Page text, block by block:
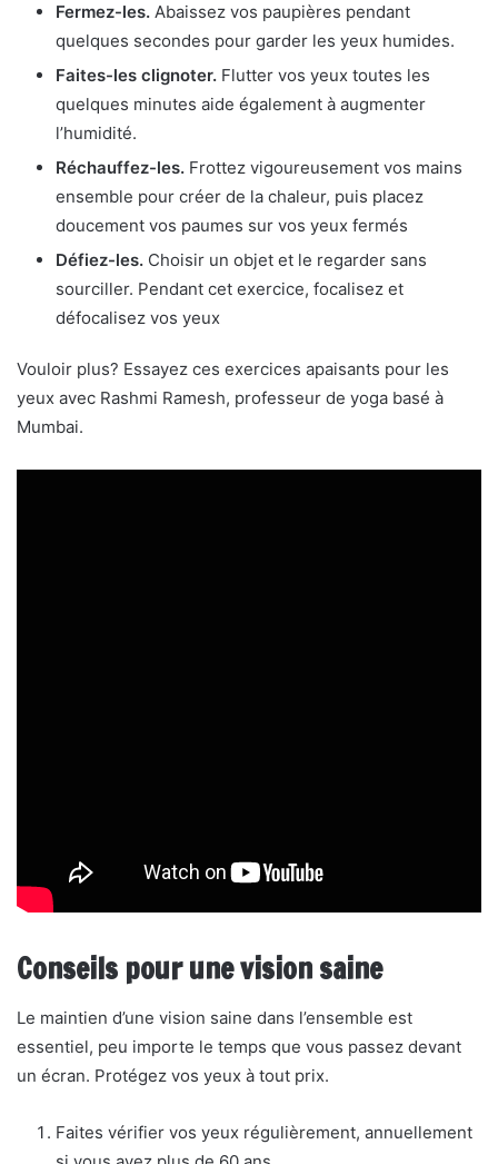
Fermez-les. Abaissez vos paupières pendant
quelques secondes pour garder les yeux humides.
Faites-les clignoter. Flutter vos yeux toutes les
quelques minutes aide également à augmenter
l’humidité.
Réchauffez-les. Frottez vigoureusement vos mains
ensemble pour créer de la chaleur, puis placez
doucement vos paumes sur vos yeux fermés
Défiez-les. Choisir un objet et le regarder sans
sourciller. Pendant cet exercice, focalisez et
défocalisez vos yeux
Vouloir plus? Essayez ces exercices apaisants pour les
yeux avec Rashmi Ramesh, professeur de yoga basé à
Mumbai.
Conseils pour une vision saine
Le maintien d’une vision saine dans l’ensemble est
essentiel, peu importe le temps que vous passez devant
un écran. Protégez vos yeux à tout prix.
Faites vérifier vos yeux régulièrement, annuellement